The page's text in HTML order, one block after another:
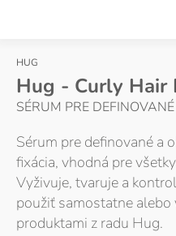
HUG
Hug - Curly Hair
SÉRUM PRE
Sérum pre definované a
fixácia, vhodná pre
Vyživuje, tvaruje a
použiť samostatne
produktami z radu Hug.